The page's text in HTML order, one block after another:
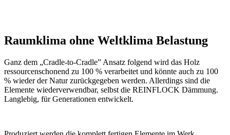
Raumklima ohne Weltklima Belastung
Ganz dem „Cradle-to-Cradle” Ansatz folgend wird das Holz
ressourcenschonend zu 100 % verarbeitet und könnte auch zu 100
% wieder der Natur zurückgegeben werden. Allerdings sind die
Elemente wiederverwendbar, selbst die REINFLOCK Dämmung.
Langlebig, für Generationen entwickelt.